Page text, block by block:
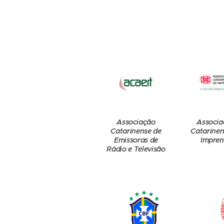
Associação
Catarinense de
Emissoras de
Rádio e Televisão